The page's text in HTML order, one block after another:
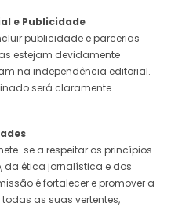
e Publicidade
publicidade e parcerias
estejam devidamente
na independência editorial.
será claramente
se a respeitar os princípios
da ética jornalística e dos
é fortalecer e promover a
as suas vertentes,